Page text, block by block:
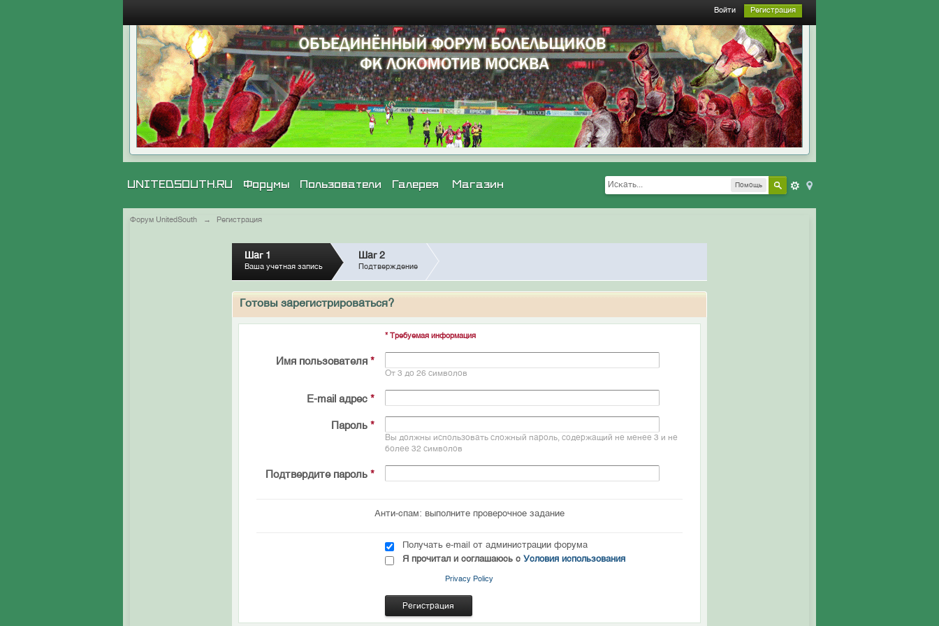
Войти Регистрация
Помощь
UNITEDSOUTH.RU Галерея Магазин
Форумы Пользователи
Форум UnitedSouth → Регистрация
Шаг 1
Ваша учетная запись
Шаг 2
Подтверждение
Готовы зарегистрироваться?
* Требуемая информация
Имя пользователя *
От 3 до 26 символов
E-mail адрес *
Пароль *
Вы должны использовать сложный пароль, содержащий не менее 3 и не
более 32 символов
Подтвердите пароль *
Анти-спам: выполните проверочное задание
Получать e-mail от администрации форума
Я прочитал и соглашаюсь с Условия использования
Privacy Policy